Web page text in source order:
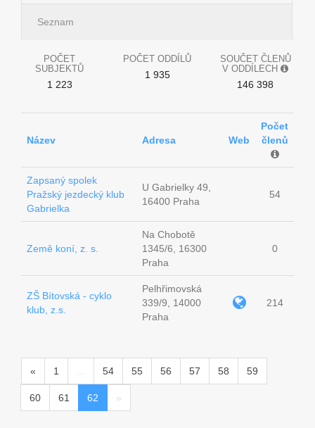
Seznam
POČET
SUBJEKTŮ
1 223
POČET ODDÍLŮ
1 935
SOUČET ČLENŮ
V ODDÍLECH
146 398
Název Adresa Web
Počet
členů
Zapsaný spolek
Pražský jezdecký klub
Gabrielka
U Gabrielky 49,
16400 Praha
54
Země koní, z. s.
Na Chobotě
1345/6, 16300
Praha
0
ZŠ Bítovská - cyklo
klub, z.s.
Pelhřimovská
339/9, 14000
Praha
214
« 1 ... 54 55 56 57 58 59
60 61 62 »